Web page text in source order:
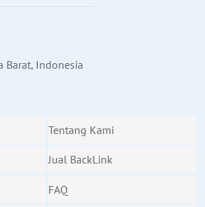
Barat, Indonesia
Tentang Kami
Jual BackLink
FAQ